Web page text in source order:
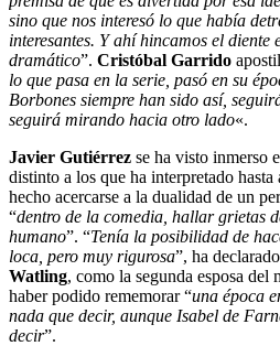
sino que nos interesó lo que había
interesantes. Y ahí hincamos el diente
dramático”. Cristóbal Garrido
lo que pasa en la serie, pasó en su
Borbones siempre han sido así,
seguirá mirando hacia otro lado«.
Javier Gutiérrez se ha visto inmerso
distinto a los que ha interpretado hasta
hecho acercarse a la dualidad de un
“dentro de la comedia, hallar grietas
humano”. “Tenía la posibilidad de
loca, pero muy rigurosa”, ha
Watling, como la segunda esposa del
haber podido rememorar “una época
nada que decir, aunque Isabel de
decir”.